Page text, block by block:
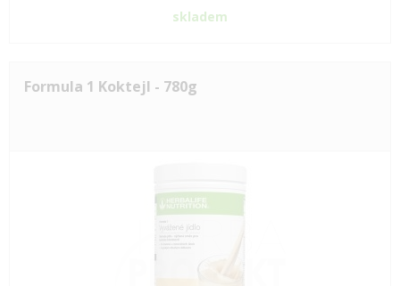
skladem
Formula 1 Koktejl - 780g